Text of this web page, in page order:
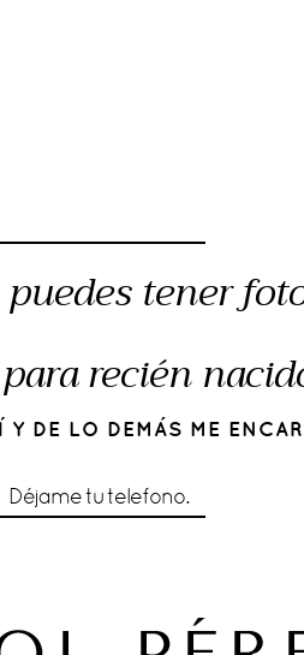
tener
recién
DE LO DEMÁS ME
Déjame tu telefono.